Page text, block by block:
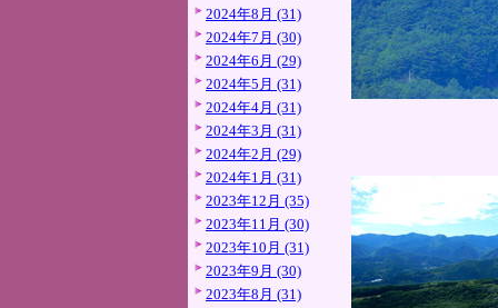
2024年8月 (31)
2024年7月 (30)
2024年6月 (29)
2024年5月 (31)
2024年4月 (31)
2024年3月 (31)
2024年2月 (29)
2024年1月 (31)
2023年12月 (35)
2023年11月 (30)
2023年10月 (31)
2023年9月 (30)
2023年8月 (31)